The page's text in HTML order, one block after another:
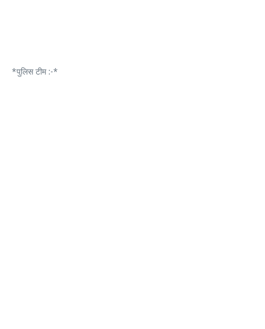
*पुलिस टीम :-*